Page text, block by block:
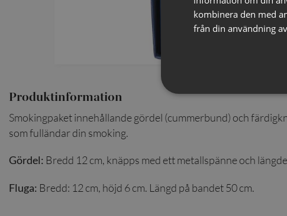
Produktinformation
Smokingpaket innehållande gördel (cummerbund) och
som fulländar din smoking.
Gördel: Bredd 12 cm, knäpps med ett metallspänne och
Fluga: Bredd: 12 cm, höjd 6 cm. Längd på bandet 50 cm.
kombinera den med
från din användning